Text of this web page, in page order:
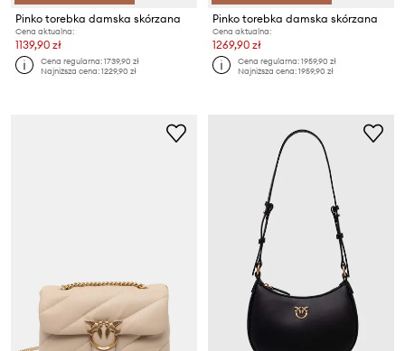
Pinko torebka damska skórzana
Cena aktualna:
1139,90 zł
Cena regularna:1739,90 zł
Najniższa cena:1229,90 zł
Pinko torebka damska skórzana
Cena aktualna:
1269,90 zł
Cena regularna:1959,90 zł
Najniższa cena:1959,90 zł